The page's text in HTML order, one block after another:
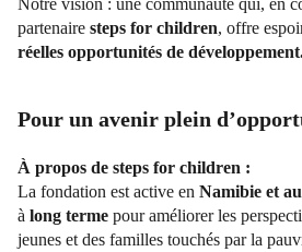
partenaire steps for children, offre
réelles opportunités de
Pour un avenir plein
À propos de steps for children :
La fondation est active en Namibie et
à long terme pour améliorer les
jeunes et des familles touchés par la